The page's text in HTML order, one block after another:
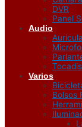
DVR
Panel
Audio
Varios
Bolsos